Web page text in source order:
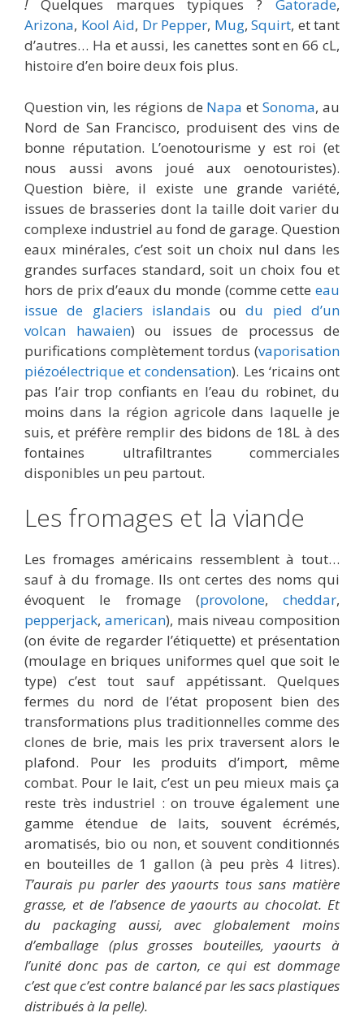
!Quelques marques typiques ? Gatorade,
Arizona, Kool Aid, Dr Pepper, Mug, Squirt, et tant
d’autres… Ha et aussi, les canettes sont en 66 cL,
histoire d’en boire deux fois plus.
Question vin, les régions de Napa etSonoma, au
Nord de San Francisco, produisent des vins de
bonne réputation. L’oenotourisme y est roi (et
nous aussi avons joué aux oenotouristes).
Question bière, il existe une grande variété,
issues de brasseries dont la taille doit varier du
complexe industriel au fond de garage. Question
eaux minérales, c’est soit un choix nul dans les
grandes surfaces standard, soit un choix fou et
hors de prix d’eaux du monde (comme cette eau
issue de glaciers islandais oudu pied d’un
volcan hawaien) ou issues de processus de
purifications complètement tordus (vaporisation
piézoélectrique et condensation). Les ‘ricains ont
pas l’air trop confiants en l’eau du robinet, du
moins dans la région agricole dans laquelle je
suis, et préfère remplir des bidons de 18L à des
fontaines ultrafiltrantes commerciales
disponibles un peu partout.
Les fromages et la viande
Les fromages américains ressemblent à tout…
sauf à du fromage. Ils ont certes des noms qui
évoquent le fromage (provolone, cheddar,
pepperjack, american), mais niveau composition
(on évite de regarder l’étiquette) et présentation
(moulage en briques uniformes quel que soit le
type) c’est tout sauf appétissant. Quelques
fermes du nord de l’état proposent bien des
transformations plus traditionnelles comme des
clones de brie, mais les prix traversent alors le
plafond. Pour les produits d’import, même
combat. Pour le lait, c’est un peu mieux mais ça
reste très industriel : on trouve également une
gamme étendue de laits, souvent écrémés,
aromatisés, bio ou non, et souvent conditionnés
en bouteilles de 1 gallon (à peu près 4 litres).
T’aurais pu parler des yaourts tous sans matière
grasse, et de l’absence de yaourts au chocolat. Et
du packaging aussi, avec globalement moins
d’emballage (plus grosses bouteilles, yaourts à
l’unité donc pas de carton, ce qui est dommage
c’est que c’est contre balancé par les sacs plastiques
distribués à la pelle).